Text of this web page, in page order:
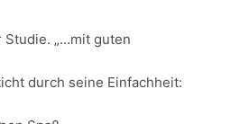
Studie. „…mit guten
durch seine Einfachheit: